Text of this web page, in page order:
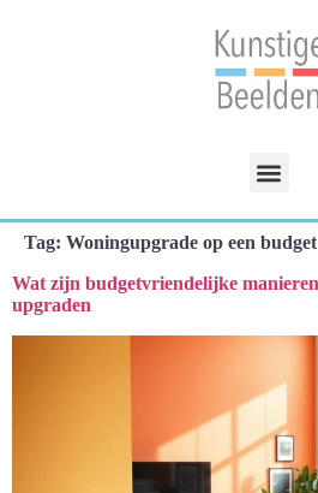
Tag: Woningupgrade op een budget
Wat zijn budgetvriendelijke
upgraden